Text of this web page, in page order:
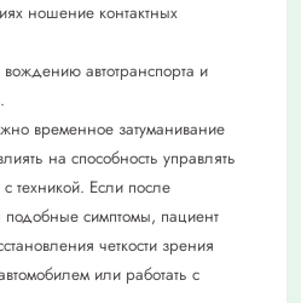
ношение контактных
автотранспорта и
временное затуманивание
на способность управлять
техникой. Если после
подобные симптомы, пациент
четкости зрения
или работать с